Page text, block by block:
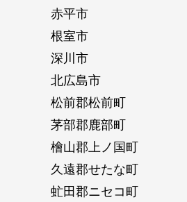
赤平市
根室市
深川市
北広島市
松前郡松前町
茅部郡鹿部町
檜山郡上ノ国町
久遠郡せたな町
虻田郡ニセコ町